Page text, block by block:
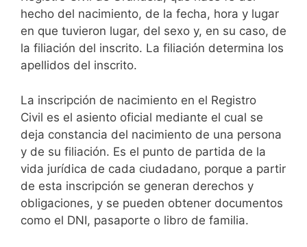
hecho del nacimiento, de la fecha, hora y lugar
en que tuvieron lugar, del sexo y, en su caso, de
la filiación del inscrito. La filiación determina los
apellidos del inscrito.
La inscripción de nacimiento en el Registro
Civil es el asiento oficial mediante el cual se
deja constancia del nacimiento de una persona
y de su filiación. Es el punto de partida de la
vida jurídica de cada ciudadano, porque a partir
de esta inscripción se generan derechos y
obligaciones, y se pueden obtener documentos
como el DNI, pasaporte o libro de familia.